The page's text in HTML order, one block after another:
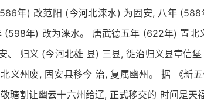
年) 改范阳 (今河北涞水) 为固安, 八年
(598年) 改为涞水。 唐武德五年 (622年) 置北
、 归义 (今河北雄 县) 三县, 徙治归义县章信堡
义州废, 固安县移今 治, 复属幽州。 据 《新五
瑭割让幽云十六州给辽, 正式移交的 时间是天